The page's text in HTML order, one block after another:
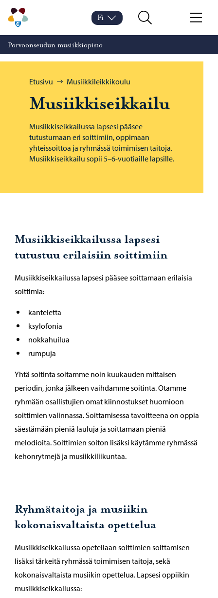
Porvoonseudun musiikkiopisto – Siirry kotisivulle
Valikko
Vaihda kieltä
Nykyinen kieli: Suomi
Fi
Hae
Porvoonseudun musiikkiopisto
Selaa:
Etusivu Musiikkileikkikoulu
Musiikkiseikkailu
Musiikkiseikkailussa lapsesi pääsee
tutustumaan eri soittimiin, oppimaan
yhteissoittoa ja ryhmässä toimimisen taitoja.
Musiikkiseikkailu sopii 5–6-vuotiaille lapsille.
Musiikkiseikkailussa lapsesi
tutustuu erilaisiin soittimiin
Musiikkiseikkailussa lapsesi pääsee soittamaan erilaisia
soittimia:
kanteletta
ksylofonia
nokkahuilua
rumpuja
Yhtä soitinta soitamme noin kuukauden mittaisen
periodin, jonka jälkeen vaihdamme soitinta. Otamme
ryhmään osallistujien omat kiinnostukset huomioon
soittimien valinnassa. Soittamisessa tavoitteena on oppia
säestämään pieniä lauluja ja soittamaan pieniä
melodioita. Soittimien soiton lisäksi käytämme ryhmässä
kehonrytmejä ja musiikkiliikuntaa.
Ryhmätaitoja ja musiikin
kokonaisvaltaista opettelua
Musiikkiseikkailussa opetellaan soittimien soittamisen
lisäksi tärkeitä ryhmässä toimimisen taitoja, sekä
kokonaisvaltaista musiikin opettelua. Lapsesi oppiikin
musiikkiseikkailussa: